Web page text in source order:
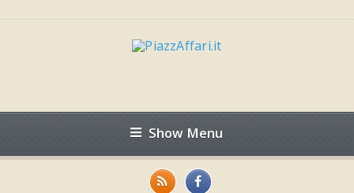
Show Menu